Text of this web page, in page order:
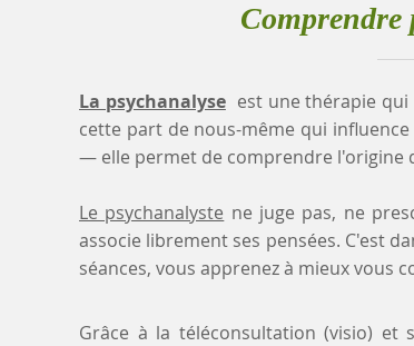
Comprendre
La psychanalyse est une thérapie
cette part de nous-même qui
— elle permet de comprendre l'origine
Le psychanalyste ne juge pas, ne
associe librement ses pensées. C'est
séances, vous apprenez à mieux vous
Grâce à la téléconsultation (visio) et